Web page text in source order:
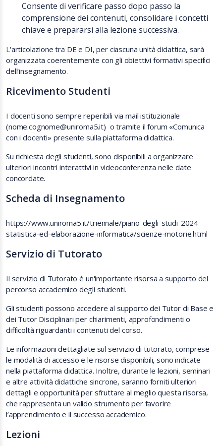
Consente di verificare passo dopo passo la
comprensione dei contenuti, consolidare i concetti
chiave e prepararsi alla lezione successiva.
L'articolazione tra DE e DI, per ciascuna unità didattica, sarà
organizzata coerentemente con gli obiettivi formativi specifici
dell’insegnamento.
Ricevimento Studenti
I docenti sono sempre reperibili via mail istituzionale
(nome.cognome@uniroma5.it) o tramite il forum «Comunica
con i docenti» presente sulla piattaforma didattica.
Su richiesta degli studenti, sono disponibili a organizzare
ulteriori incontri interattivi in videoconferenza nelle date
concordate.
Scheda di Insegnamento
https://www.uniroma5.it/triennale/piano-degli-studi-2024-
statistica-ed-elaborazione-informatica/scienze-motorie.html
Servizio di Tutorato
Il servizio di Tutorato è un'importante risorsa a supporto del
percorso accademico degli studenti.
Gli studenti possono accedere al supporto dei Tutor di Base e
dei Tutor Disciplinari per chiarimenti, approfondimenti o
difficoltà riguardanti i contenuti del corso.
Le informazioni dettagliate sul servizio di tutorato, comprese
le modalità di accesso e le risorse disponibili, sono indicate
nella piattaforma didattica. Inoltre, durante le lezioni, seminari
e altre attività didattiche sincrone, saranno forniti ulteriori
dettagli e opportunità per sfruttare al meglio questa risorsa,
che rappresenta un valido strumento per favorire
l’apprendimento e il successo accademico.
Lezioni